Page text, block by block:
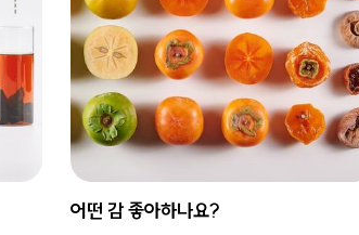
어떤 감 좋아하나요?